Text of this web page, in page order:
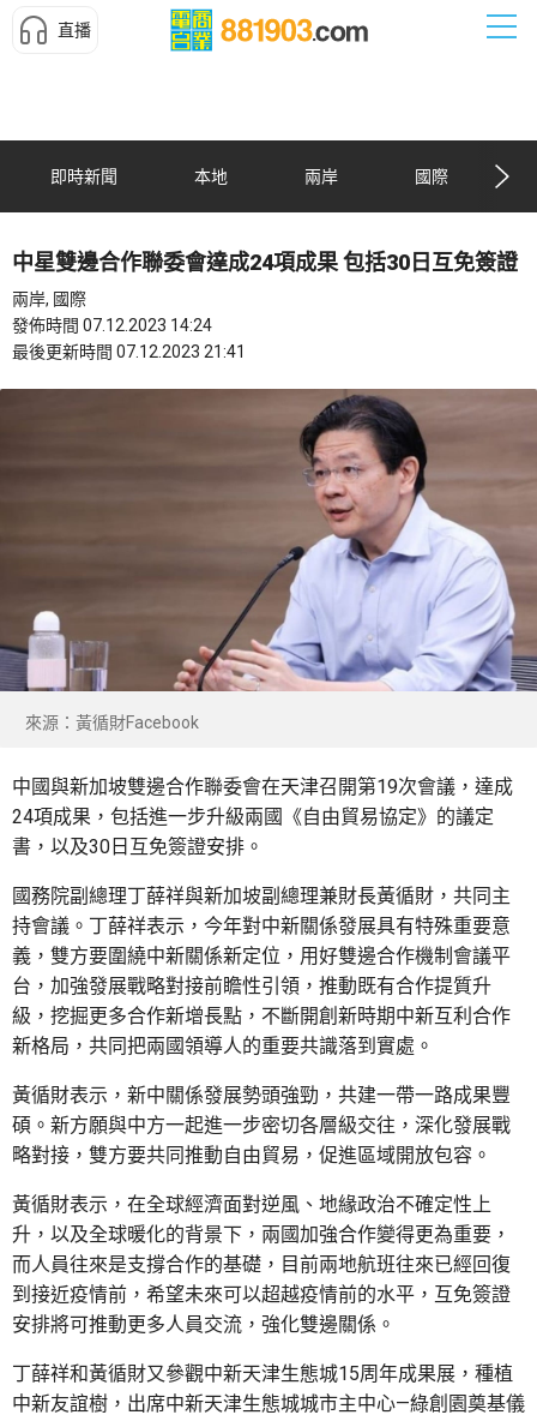
直播
即時新聞 本地 兩岸 國際
中星雙邊合作聯委會達成24項成果 包括30日互免簽證
兩岸, 國際
發佈時間 07.12.2023 14:24
最後更新時間 07.12.2023 21:41
來源：黃循財Facebook
中國與新加坡雙邊合作聯委會在天津召開第19次會議，達成
24項成果，包括進一步升級兩國《自由貿易協定》的議定
書，以及30日互免簽證安排。
國務院副總理丁薛祥與新加坡副總理兼財長黃循財，共同主
持會議。丁薛祥表示，今年對中新關係發展具有特殊重要意
義，雙方要圍繞中新關係新定位，用好雙邊合作機制會議平
台，加強發展戰略對接前瞻性引領，推動既有合作提質升
級，挖掘更多合作新增長點，不斷開創新時期中新互利合作
新格局，共同把兩國領導人的重要共識落到實處。
黃循財表示，新中關係發展勢頭強勁，共建一帶一路成果豐
碩。新方願與中方一起進一步密切各層級交往，深化發展戰
略對接，雙方要共同推動自由貿易，促進區域開放包容。
黃循財表示，在全球經濟面對逆風、地緣政治不確定性上
升，以及全球暖化的背景下，兩國加強合作變得更為重要，
而人員往來是支撐合作的基礎，目前兩地航班往來已經回復
到接近疫情前，希望未來可以超越疫情前的水平，互免簽證
安排將可推動更多人員交流，強化雙邊關係。
丁薛祥和黃循財又參觀中新天津生態城15周年成果展，種植
中新友誼樹，出席中新天津生態城城市主中心—綠創園奠基儀